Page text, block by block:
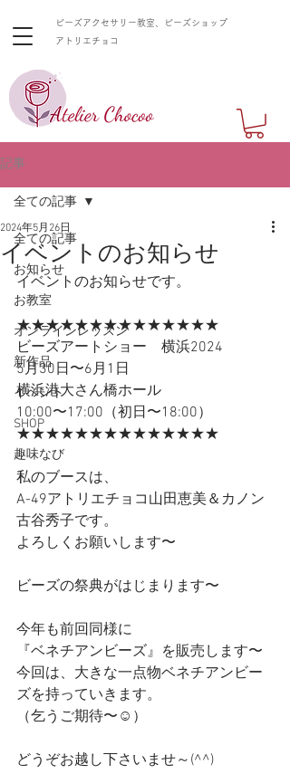
ビーズアクセサリー教室、ビーズショップ
​アトリエチョコ
記事
全ての記事
お知らせ
お教室
オンラインレッスン
新作品
イベント
SHOP
趣味なび
全ての記事
イベントのお知らせ
2024年5月26日
イベントのお知らせです。
★★★★★★★★★★★★★★
ビーズアートショー　横浜2024
5月30日〜6月1日
横浜港大さん橋ホール
10:00〜17:00（初日〜18:00）
★★★★★★★★★★★★★★
私のブースは、
A-49アトリエチョコ山田恵美＆カノン
古谷秀子です。
よろしくお願いします〜
ビーズの祭典がはじまります〜
今年も前回同様に
『ベネチアンビーズ』を販売します〜
今回は、大きな一点物ベネチアンビー
ズを持っていきます。
（乞うご期待〜☺️）
どうぞお越し下さいませ～(^^)